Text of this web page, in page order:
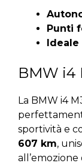
Punti
BMW i4
La BMW i4
sportività e
607 km,